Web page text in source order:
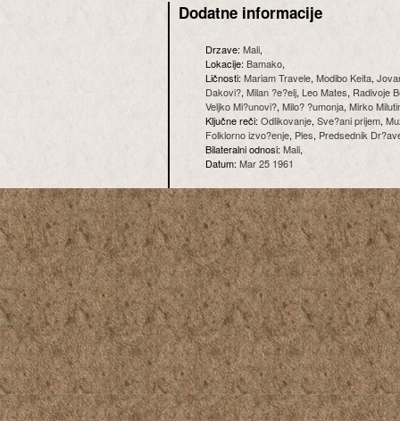
Dodatne informacije
Drzave:Mali,
Lokacije:Bamako,
Ličnosti:Mariam Travele, Modibo Keita,
Dakovi?, Milan ?e?elj, Leo Mates, Radivoje
Veljko Mi?unovi?, Milo? ?umonja, Mirko
Ključne reči:Odlikovanje, Sve?ani prijem,
Folklorno izvo?enje, Ples, Predsednik
Bilateralni odnosi:Mali,
Datum:Mar 25 1961